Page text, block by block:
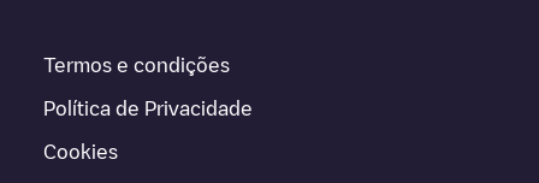
Termos e condições
Política de Privacidade
Cookies